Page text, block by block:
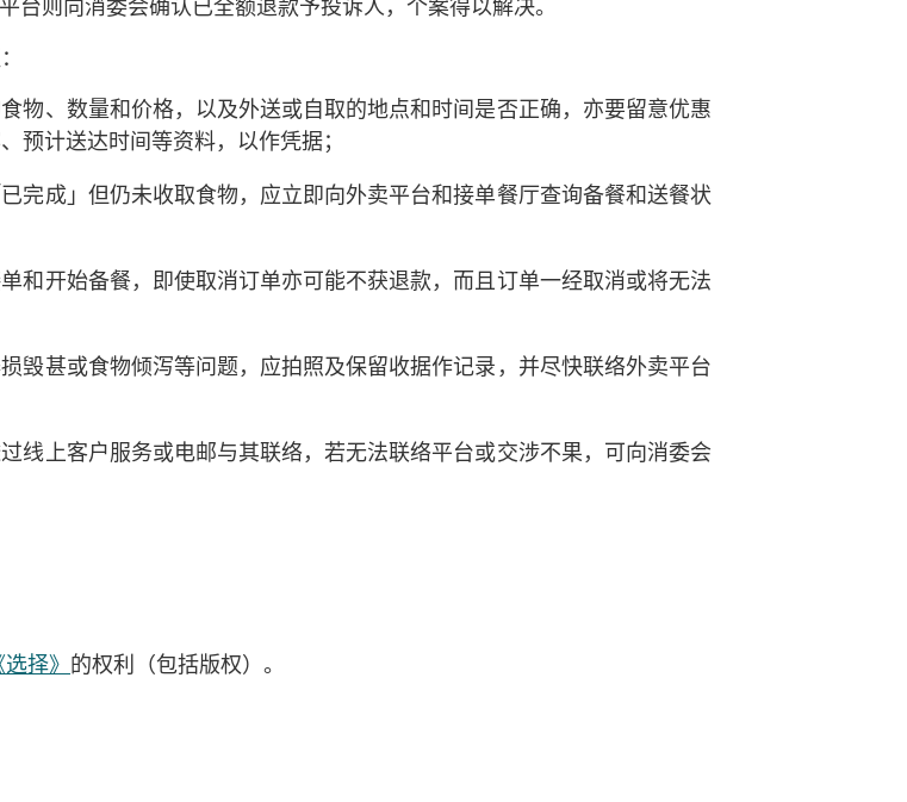
台则向消委会确认已全额退款予投诉人，个案得以解决。
物、数量和价格，以及外送或自取的地点和时间是否正确，亦要留意优惠
预计送达时间等资料，以作凭据；
完成」但仍未收取食物，应立即向外卖平台和接单餐厅查询备餐和送餐状
和开始备餐，即使取消订单亦可能不获退款，而且订单一经取消或将无法
毁甚或食物倾泻等问题，应拍照及保留收据作记录，并尽快联络外卖平台
线上客户服务或电邮与其联络，若无法联络平台或交涉不果，可向消委会
择》 的权利（包括版权）。